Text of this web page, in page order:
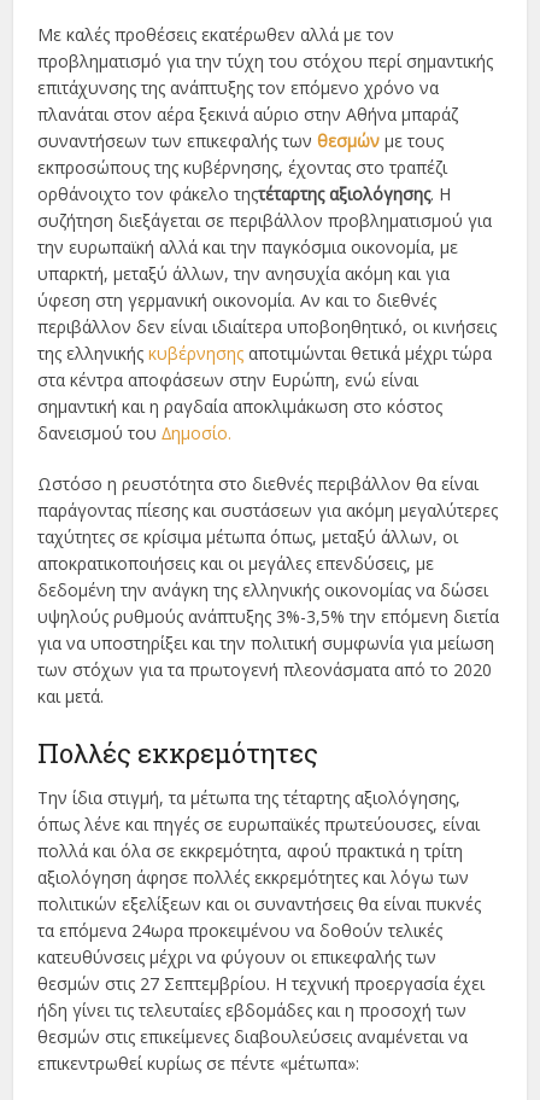
Με καλές προθέσεις εκατέρωθεν αλλά µε τον
προβληµατισµό για την τύχη του στόχου περί σηµαντικής
επιτάχυνσης της ανάπτυξης τον επόµενο χρόνο να
πλανάται στον αέρα ξεκινά αύριο στην Αθήνα µπαράζ
συναντήσεων των επικεφαλής τωνθεσµών µε τους
εκπροσώπους της κυβέρνησης, έχοντας στο τραπέζι
ορθάνοιχτο τον φάκελο τηςτέταρτης αξιολόγησης. Η
συζήτηση διεξάγεται σε περιβάλλον προβληµατισµού για
την ευρωπαϊκή αλλά και την παγκόσµια οικονοµία, µε
υπαρκτή, µεταξύ άλλων, την ανησυχία ακόµη και για
ύφεση στη γερµανική οικονοµία. Αν και το διεθνές
περιβάλλον δεν είναι ιδιαίτερα υποβοηθητικό, οι κινήσεις
της ελληνικήςκυβέρνησης αποτιµώνται θετικά µέχρι τώρα
στα κέντρα αποφάσεων στην Ευρώπη, ενώ είναι
σηµαντική και η ραγδαία αποκλιµάκωση στο κόστος
δανεισµού του∆ηµοσίο.
Ωστόσο η ρευστότητα στο διεθνές περιβάλλον θα είναι
παράγοντας πίεσης και συστάσεων για ακόµη µεγαλύτερες
ταχύτητες σε κρίσιµα µέτωπα όπως, µεταξύ άλλων, οι
αποκρατικοποιήσεις και οι µεγάλες επενδύσεις, µε
δεδοµένη την ανάγκη της ελληνικής οικονοµίας να δώσει
υψηλούς ρυθµούς ανάπτυξης 3%-3,5% την επόµενη διετία
για να υποστηρίξει και την πολιτική συµφωνία για µείωση
των στόχων για τα πρωτογενή πλεονάσµατα από το 2020
και µετά.
Πολλές εκκρεμότητες
Την ίδια στιγµή, τα µέτωπα της τέταρτης αξιολόγησης,
όπως λένε και πηγές σε ευρωπαϊκές πρωτεύουσες, είναι
πολλά και όλα σε εκκρεµότητα, αφού πρακτικά η τρίτη
αξιολόγηση άφησε πολλές εκκρεµότητες και λόγω των
πολιτικών εξελίξεων και οι συναντήσεις θα είναι πυκνές
τα επόµενα 24ωρα προκειµένου να δοθούν τελικές
κατευθύνσεις µέχρι να φύγουν οι επικεφαλής των
θεσµών στις 27 Σεπτεµβρίου. Η τεχνική προεργασία έχει
ήδη γίνει τις τελευταίες εβδοµάδες και η προσοχή των
θεσµών στις επικείµενες διαβουλεύσεις αναµένεται να
επικεντρωθεί κυρίως σε πέντε «µέτωπα»: